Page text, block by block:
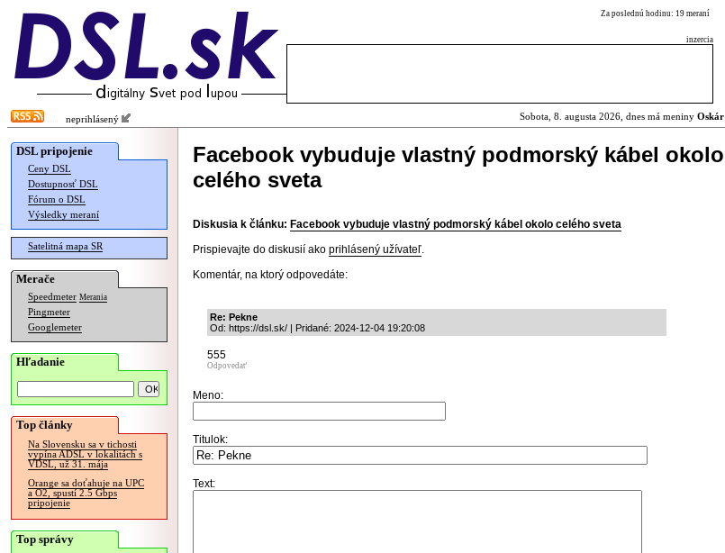
Za poslednú hodinu: 19 meraní
inzercia
neprihlásený Sobota, 8. augusta 2026, dnes má meniny Oskár
DSL pripojenie
Ceny DSL
Dostupnosť DSL
Fórum o DSL
Výsledky meraní
Satelitná mapa SR
Merače
Speedmeter Merania
Pingmeter
Googlemeter
Hľadanie
Top články
Na Slovensku sa v tichosti
vypína ADSL v lokalitách s
VDSL, už 31. mája
Orange sa doťahuje na UPC
a O2, spustí 2.5 Gbps
pripojenie
Top správy
Facebook vybuduje vlastný podmorský kábel okolo
celého sveta
Diskusia k článku: Facebook vybuduje vlastný podmorský kábel okolo celého sveta
Prispievajte do diskusií ako prihlásený užívateľ.
Komentár, na ktorý odpovedáte:
Re: Pekne
Od: https://dsl.sk/ | Pridané: 2024-12-04 19:20:08
555
Odpovedať
Meno:
Titulok:
Text: